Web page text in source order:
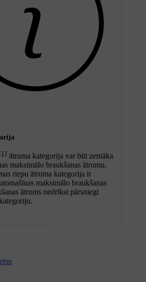
ātruma kategorija var būt zemāka
maksimālo braukšanas ātrumu.
riepu ātruma kategorija ir
maksimālo braukšanas
ātrums nedrīkst pārsniegt